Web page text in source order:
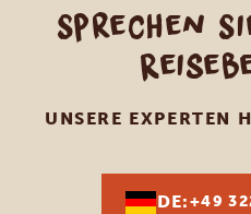
Sprechen
UNSERE EXPERTEN
DE:+49